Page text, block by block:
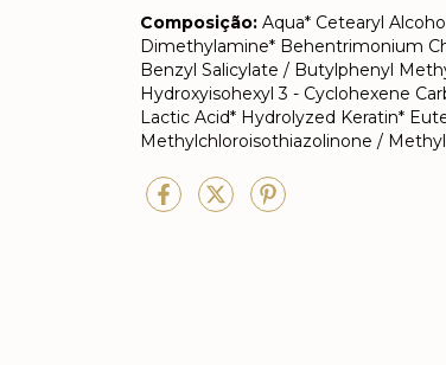
Composição: Aqua* Cetearyl
Dimethylamine* Behentrimonium
Benzyl Salicylate / Butylphenyl
Hydroxyisohexyl 3 - Cyclohexene
Lactic Acid* Hydrolyzed Keratin*
Methylchloroisothiazolinone /